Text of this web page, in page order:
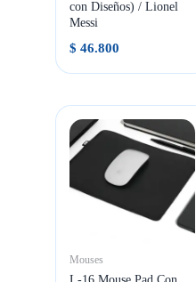
con Diseños) / Lionel
Messi
$ 46.800
Mouses